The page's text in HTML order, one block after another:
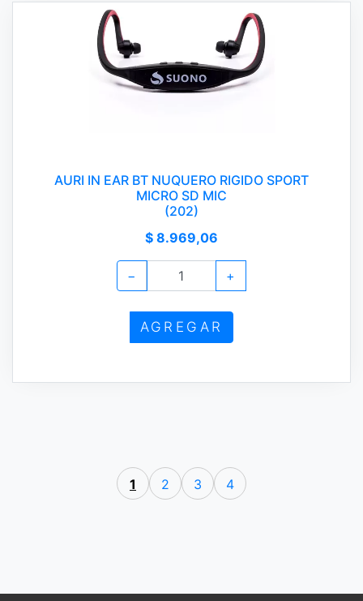
AURI IN EAR BT NUQUERO RIGIDO SPORT
MICRO SD MIC
(202)
$ 8.969,06
− +
AGREGAR
1 2 3 4